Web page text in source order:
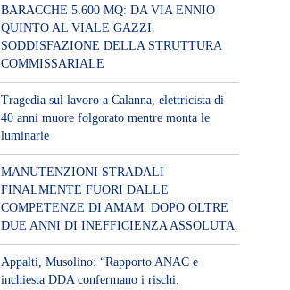
BARACCHE 5.600 MQ: DA VIA ENNIO
QUINTO AL VIALE GAZZI.
SODDISFAZIONE DELLA STRUTTURA
COMMISSARIALE
Tragedia sul lavoro a Calanna, elettricista di
40 anni muore folgorato mentre monta le
luminarie
MANUTENZIONI STRADALI
FINALMENTE FUORI DALLE
COMPETENZE DI AMAM. DOPO OLTRE
DUE ANNI DI INEFFICIENZA ASSOLUTA.
​Appalti, Musolino: “Rapporto ANAC e
inchiesta DDA confermano i rischi.